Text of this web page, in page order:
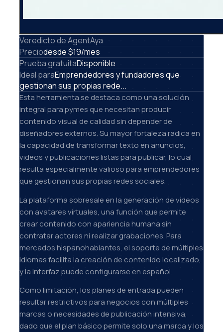
Veredicto de AgentAya
Preciodesde $19/mes
Prueba gratuitaDisponible
Ideal paraEmprendedores y fundadores que
gestionan sus propias rede...
Esta herramienta se destaca como una solución
integral para pymes que necesitan producir
contenido visual de calidad sin depender de
diseñadores externos. Su mayor fortaleza radica en
la capacidad de transformar texto en anuncios,
videos y publicaciones listas para publicar, lo cual
resulta especialmente valioso para emprendedores
que gestionan sus propias redes sociales.
La plataforma sobresale en la generación de videos
con avatares virtuales, una función que permite
crear contenido con apariencia humana sin
contratar actores ni realizar grabaciones. Para
mercados hispanohablantes, el soporte de múltiples
idiomas facilita la creación de contenido localizado,
y la interfaz puede configurarse en español.
Como limitación, los planes de entrada pueden
resultar restrictivos para negocios con múltiples
marcas o necesidades de publicación intensiva,
dado que el plan básico permite solo una marca y los